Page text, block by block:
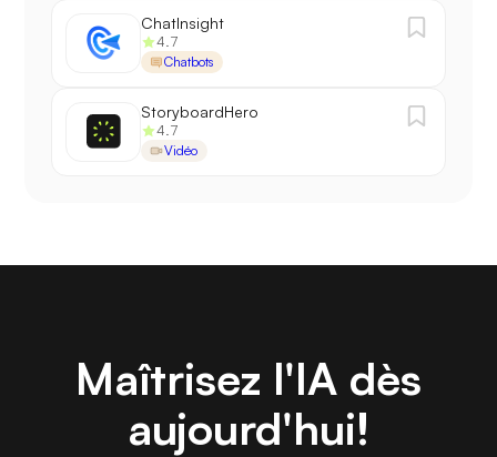
ChatInsight
4.7
Chatbots
StoryboardHero
4.7
Vidéo
Maîtrisez l'IA dès
aujourd'hui!